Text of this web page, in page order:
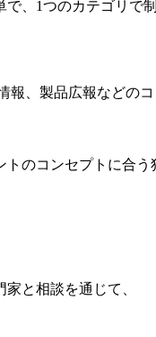
で、1つのカテゴリで
報、製品広報などの
トのコンセプトに合
と相談を通じて、